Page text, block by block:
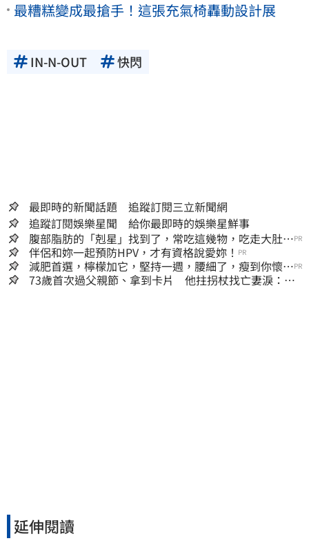
最糟糕變成最搶手！這張充氣椅轟動設計展
IN-N-OUT 快閃
最即時的新聞話題 追蹤訂閱三立新聞網
追蹤訂閱娛樂星聞 給你最即時的娛樂星鮮事
腹部脂肪的「剋星」找到了，常吃這幾物，吃走大肚
囊，瘦出小蠻腰
PR
伴侶和妳一起預防HPV，才有資格說愛妳！ PR
減肥首選，檸檬加它，堅持一週，腰細了，瘦到你懷疑
人生
PR
73歲首次過父親節、拿到卡片 他拄拐杖找亡妻淚：今
延伸閱讀